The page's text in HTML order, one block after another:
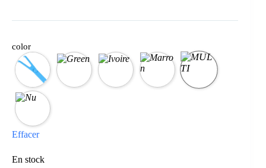
color
Effacer
En stock